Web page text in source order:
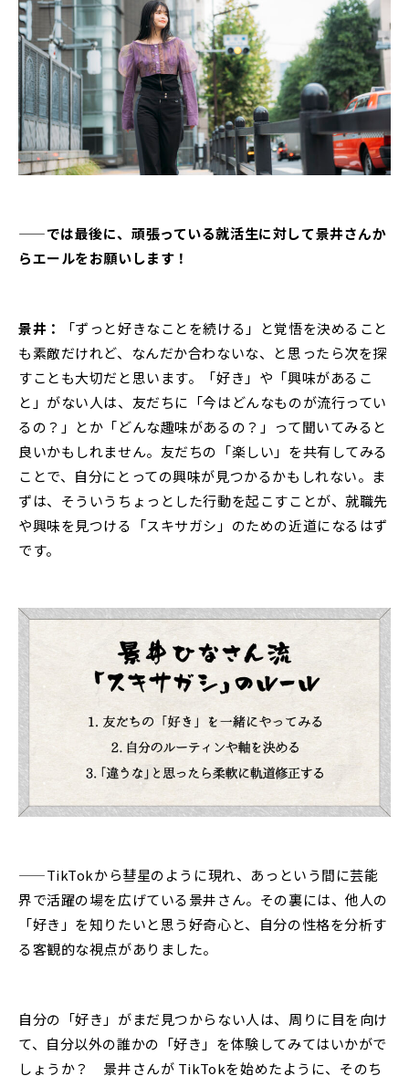
——では最後に、頑張っている就活生に対して景井さんか
らエールをお願いします！
景井：
「ずっと好きなことを続ける」と覚悟を決めること
も素敵だけれど、なんだか合わないな、と思ったら次を探
すことも大切だと思います。「好き」や「興味があるこ
と」がない人は、友だちに「今はどんなものが流行ってい
るの？」とか「どんな趣味があるの？」って聞いてみると
良いかもしれません。友だちの「楽しい」を共有してみる
ことで、自分にとっての興味が見つかるかもしれない。ま
ずは、そういうちょっとした行動を起こすことが、就職先
や興味を見つける「スキサガシ」のための近道になるはず
です。
——TikTokから彗星のように現れ、あっという間に芸能
界で活躍の場を広げている景井さん。その裏には、他人の
「好き」を知りたいと思う好奇心と、自分の性格を分析す
る客観的な視点がありました。
自分の「好き」がまだ見つからない人は、周りに目を向け
て、自分以外の誰かの「好き」を体験してみてはいかがで
しょうか？ 景井さんが TikTokを始めたように、そのち